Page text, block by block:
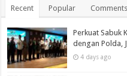
Recent Popular Comments
Perkuat Sabuk
dengan Polda,
4 days ago